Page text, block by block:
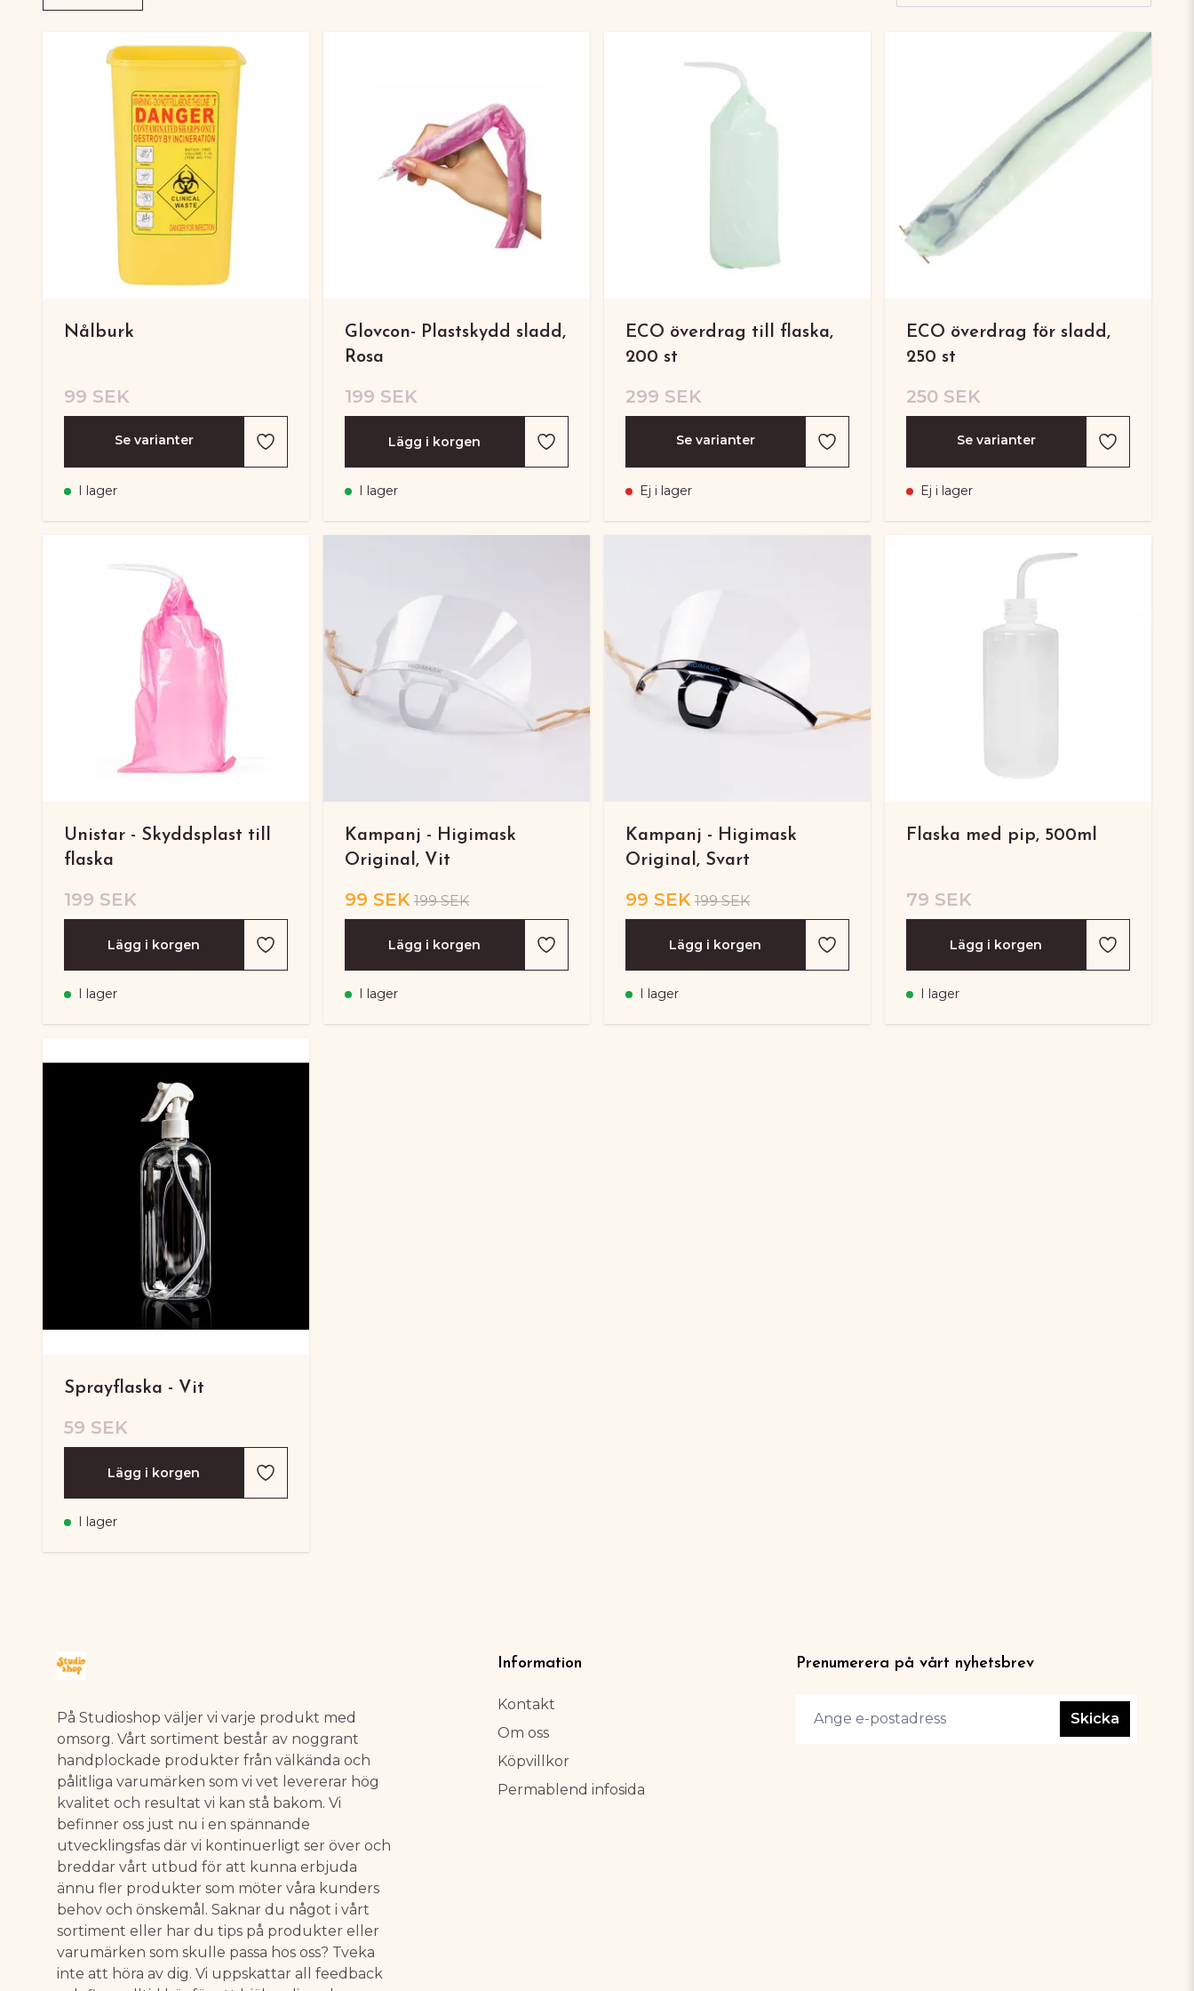
Nålburk
99 SEK
Se varianter
I lager
Glovcon- Plastskydd sladd,
Rosa
199 SEK
Lägg i korgen
I lager
ECO överdrag till flaska,
200 st
299 SEK
Se varianter
Ej i lager
ECO överdrag för sladd,
250 st
250 SEK
Se varianter
Ej i lager
Unistar - Skyddsplast till
flaska
199 SEK
Lägg i korgen
I lager
Kampanj - Higimask
Original, Vit
99 SEK 199 SEK
Lägg i korgen
I lager
Kampanj - Higimask
Original, Svart
99 SEK 199 SEK
Lägg i korgen
I lager
Flaska med pip, 500ml
79 SEK
Lägg i korgen
I lager
Sprayflaska - Vit
59 SEK
Lägg i korgen
I lager
På Studioshop väljer vi varje produkt med
omsorg. Vårt sortiment består av noggrant
handplockade produkter från välkända och
pålitliga varumärken som vi vet levererar hög
kvalitet och resultat vi kan stå bakom. Vi
befinner oss just nu i en spännande
utvecklingsfas där vi kontinuerligt ser över och
breddar vårt utbud för att kunna erbjuda
ännu fler produkter som möter våra kunders
behov och önskemål. Saknar du något i vårt
sortiment eller har du tips på produkter eller
varumärken som skulle passa hos oss? Tveka
inte att höra av dig. Vi uppskattar all feedback
Information
Kontakt
Om oss
Köpvillkor
Permablend infosida
Prenumerera på vårt nyhetsbrev
Skicka